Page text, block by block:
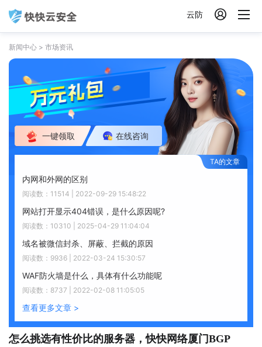
云防 
新闻中心 > 市场资讯
一键领取 在线咨询
内网和外网的区别
阅读数：11514 | 2022-09-29 15:48:22
网站打开显示404错误，是什么原因呢?
阅读数：10310 | 2025-04-29 11:04:04
域名被微信封杀、屏蔽、拦截的原因
阅读数：9936 | 2022-03-24 15:30:57
WAF防火墙是什么，具体有什么功能呢
阅读数：8737 | 2022-02-08 11:05:05
查看更多文章 >
怎么挑选有性价比的服务器，快快网络厦门BGP